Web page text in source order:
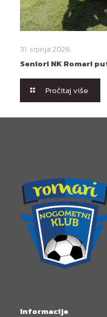
31. srpnja 2026.
Seniori NK Romari
Pročitaj više
Informacije